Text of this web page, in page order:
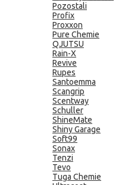
Pozostali
Profix
Proxxon
Pure Chemie
QJUTSU
Rain-X
Revive
Rupes
Santoemma
Scangrip
Scentway
Schuller
ShineMate
Shiny Garage
Soft99
Sonax
Tenzi
Tevo
Tuga Chemie